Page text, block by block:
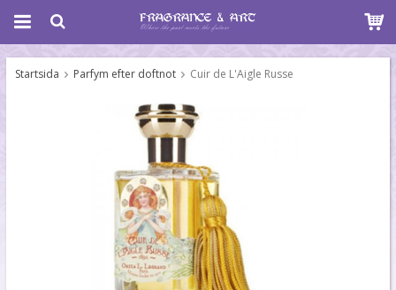
Startsida Parfym efter doftnot Cuir de L'Aigle Russe